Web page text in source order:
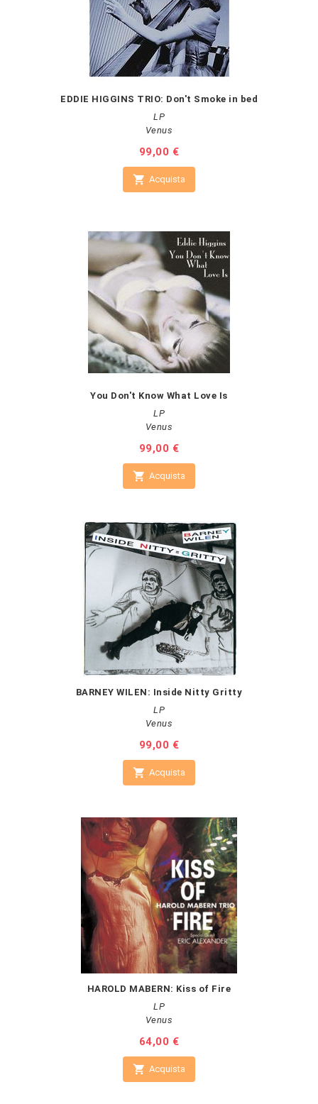
EDDIE HIGGINS TRIO: Don't Smoke in bed
LP
Venus
Prezzo
99,00 €
 Acquista
You Don't Know What Love Is
LP
Venus
Prezzo
99,00 €
 Acquista
BARNEY WILEN: Inside Nitty Gritty
LP
Venus
Prezzo
99,00 €
 Acquista
HAROLD MABERN: Kiss of Fire
LP
Venus
Prezzo
64,00 €
 Acquista